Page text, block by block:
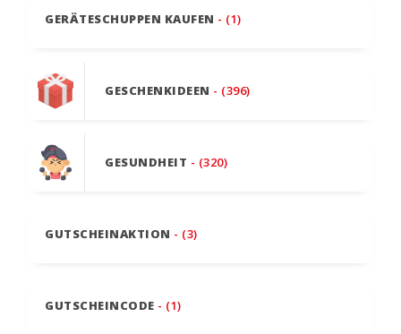
GERÄTESCHUPPEN KAUFEN - (1)
GESCHENKIDEEN - (396)
GESUNDHEIT - (320)
GUTSCHEINAKTION - (3)
GUTSCHEINCODE - (1)